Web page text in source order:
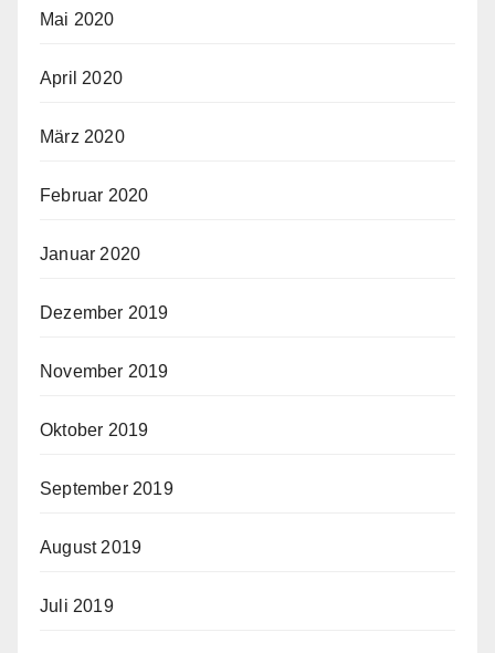
Mai 2020
April 2020
März 2020
Februar 2020
Januar 2020
Dezember 2019
November 2019
Oktober 2019
September 2019
August 2019
Juli 2019